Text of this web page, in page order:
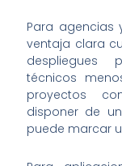
Para agencias
ventaja clara
despliegues
técnicos
proyectos
disponer de
puede marcar